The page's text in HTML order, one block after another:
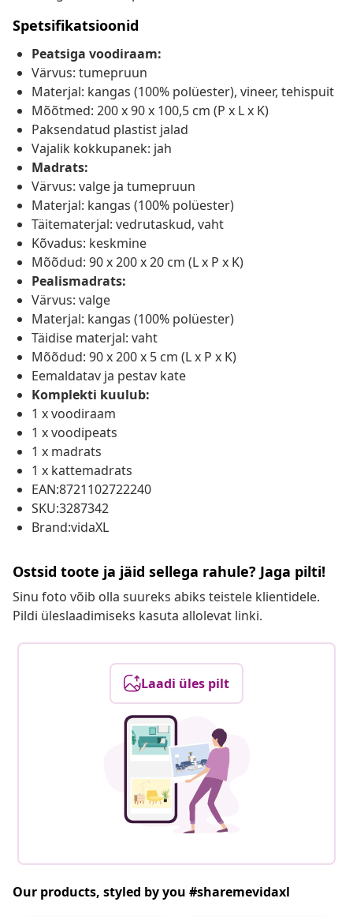
Spetsifikatsioonid
Peatsiga voodiraam:
Värvus: tumepruun
Materjal: kangas (100% polüester), vineer, tehispuit
Mõõtmed: 200 x 90 x 100,5 cm (P x L x K)
Paksendatud plastist jalad
Vajalik kokkupanek: jah
Madrats:
Värvus: valge ja tumepruun
Materjal: kangas (100% polüester)
Täitematerjal: vedrutaskud, vaht
Kõvadus: keskmine
Mõõdud: 90 x 200 x 20 cm (L x P x K)
Pealismadrats:
Värvus: valge
Materjal: kangas (100% polüester)
Täidise materjal: vaht
Mõõdud: 90 x 200 x 5 cm (L x P x K)
Eemaldatav ja pestav kate
Komplekti kuulub:
1 x voodiraam
1 x voodipeats
1 x madrats
1 x kattemadrats
EAN:8721102722240
SKU:3287342
Brand:vidaXL
Ostsid toote ja jäid sellega rahule? Jaga pilti!
Sinu foto võib olla suureks abiks teistele klientidele.
Pildi üleslaadimiseks kasuta allolevat linki.
Laadi üles pilt
Our products, styled by you #sharemevidaxl